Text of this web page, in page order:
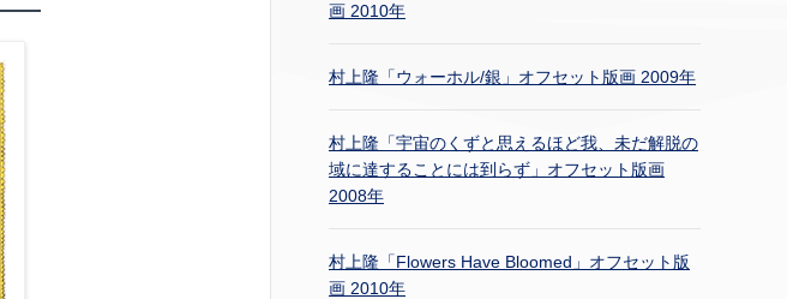
画 2010年
村上隆「ウォーホル/銀」オフセット版画 2009年
村上隆「宇宙のくずと思えるほど我、未だ解脱の
域に達することには到らず」オフセット版画
2008年
村上隆「Flowers Have Bloomed」オフセット版
画 2010年